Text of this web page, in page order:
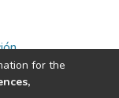
for the